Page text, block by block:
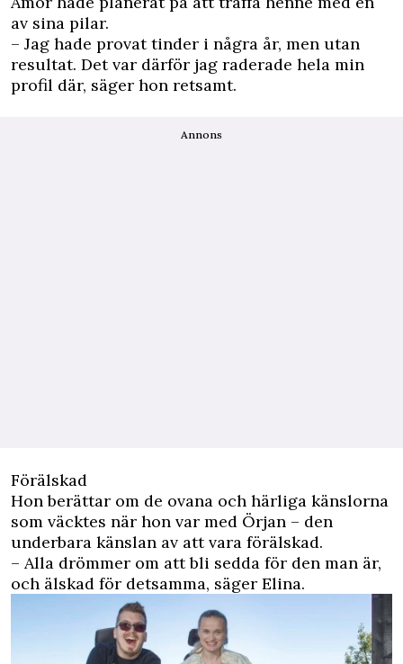
av sina pilar.
– Jag hade provat tinder i några år, men utan
resultat. Det var därför jag raderade hela min
profil där, säger hon retsamt.
Annons
Förälskad
Hon berättar om de ovana och härliga känslorna
som väcktes när hon var med Örjan – den
underbara känslan av att vara förälskad.
– Alla drömmer om att bli sedda för den man är,
och älskad för detsamma, säger Elina.